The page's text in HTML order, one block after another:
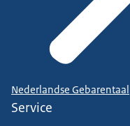
Nederlandse Gebarentaal
Service